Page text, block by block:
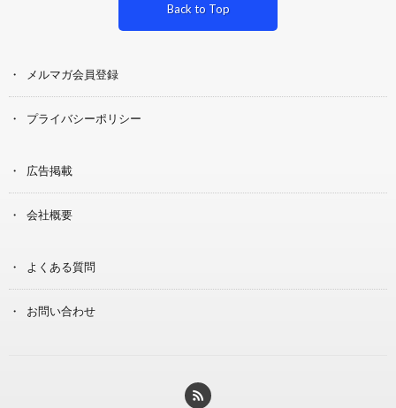
Back to Top
メルマガ会員登録
プライバシーポリシー
広告掲載
会社概要
よくある質問
お問い合わせ